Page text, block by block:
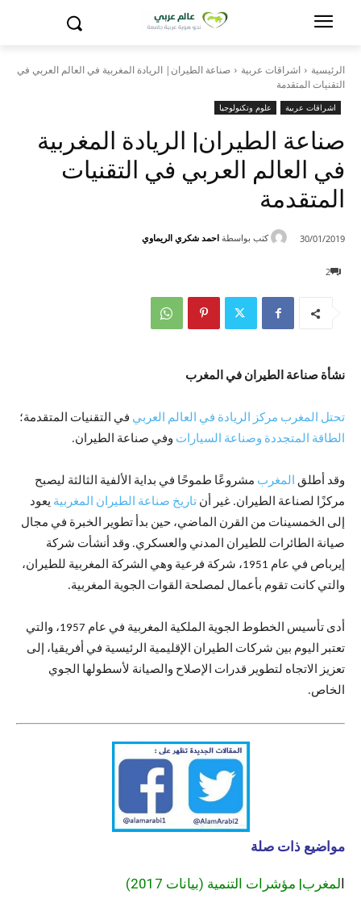
الرئيسية اشراقات عربية
صناعة الطيران| الريادة المغربية في العالم العربي في
التقنيات المتقدمة
اشراقات عربية علوم وتكنولوجيا
صناعة الطيران| الريادة المغربية
في العالم العربي في التقنيات
المتقدمة
2
30/01/2019 كتب بواسطة احمد شكري الريماوي
نشأة صناعة الطيران في المغرب
تحتل المغرب مركز الريادة في العالم العربي في التقنيات المتقدمة؛
الطاقة المتجددة وصناعة السيارات وفي صناعة الطيران.
وقد أطلق المغرب مشروعًا طموحًا في بداية الألفية الثالثة ليصبح
مركزًا لصناعة الطيران. غير أن تاريخ صناعة الطيران المغربية يعود
إلى الخمسينات من القرن الماضي، حين بدأ تطوير الخبرة في مجال
صيانة الطائرات للطيران المدني والعسكري. وقد أنشأت شركة
إيرباص في عام 1951، شركة فرعية وهي الشركة المغربية للطيران،
والتي كانت تقوم بأعمال لمصلحة القوات الجوية المغربية.
أدى تأسيس الخطوط الجوية الملكية المغربية في عام 1957، والتي
تعتبر اليوم بين شركات الطيران الإقليمية الرئيسية في أفريقيا، إلى
تعزيز الاتجاه لتطوير قدرات الإصلاح والصيانة لأسطولها الجوي
الخاص.
مواضيع ذات صلة
المغرب| مؤشرات التنمية (بيانات 2017)